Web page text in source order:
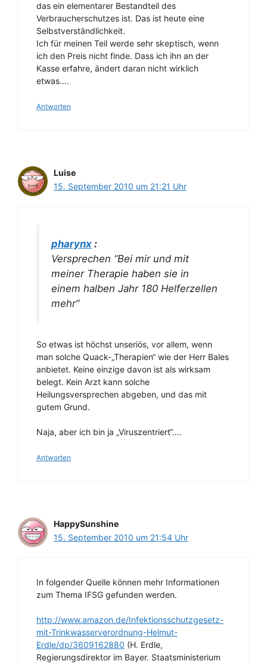
das ein elementarer Bestandteil des
Verbraucherschutzes ist. Das ist heute eine
Selbstverständlichkeit.
Ich für meinen Teil werde sehr skeptisch, wenn
ich den Preis nicht finde. Dass ich ihn an der
Kasse erfahre, ändert daran nicht wirklich
etwas….
Antworten
Luise
15. September 2010 um 21:21 Uhr
pharynx :
Versprechen “Bei mir und mit
meiner Therapie haben sie in
einem halben Jahr 180 Helferzellen
mehr”
So etwas ist höchst unseriös, vor allem, wenn
man solche Quack-„Therapien“ wie der Herr Bales
anbietet. Keine einzige davon ist als wirksam
belegt. Kein Arzt kann solche
Heilungsversprechen abgeben, und das mit
gutem Grund.
Naja, aber ich bin ja „Viruszentriert“….
Antworten
HappySunshine
15. September 2010 um 21:54 Uhr
In folgender Quelle können mehr Informationen
zum Thema IFSG gefunden werden.
http://www.amazon.de/Infektionsschutzgesetz-
mit-Trinkwasserverordnung-Helmut-
Erdle/dp/3609162880 (H. Erdle,
Regierungsdirektor im Bayer. Staatsministerium